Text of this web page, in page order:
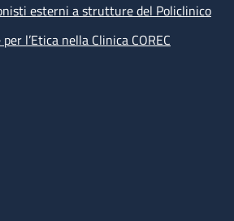
esterni a strutture del Policlinico
l’Etica nella Clinica COREC